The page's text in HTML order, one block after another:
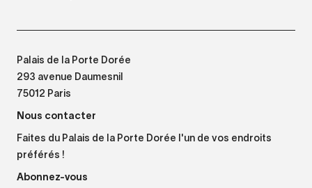
Palais de la Porte Dorée
293 avenue Daumesnil
75012 Paris
Nous contacter
Faites du Palais de la Porte Dorée l'un de vos endroits
préférés !
Abonnez-vous